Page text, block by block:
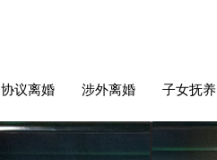
协议离婚 涉外离婚 子女抚养